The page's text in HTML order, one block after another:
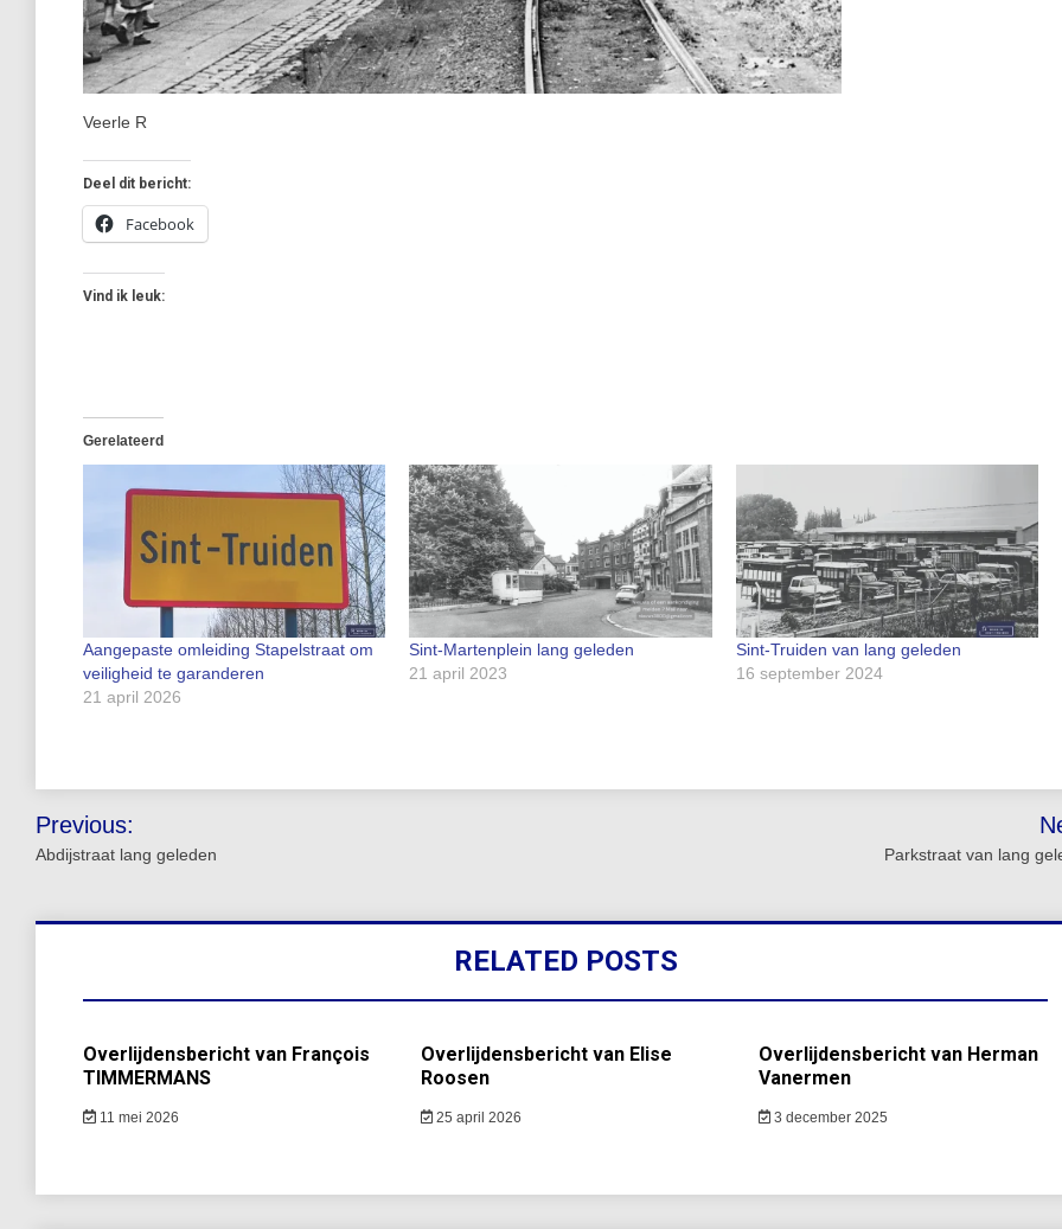
Veerle R
Deel dit bericht:
Facebook
Vind ik leuk:
Gerelateerd
Aangepaste omleiding Stapelstraat om
veiligheid te garanderen
21 april 2026
Sint-Martenplein lang geleden
21 april 2023
Sint-Truiden van lang geleden
16 september 2024
Bericht
navigatie
Previous:
Abdijstraat lang geleden Parkstraat van lang
RELATED POSTS
Overlijdensbericht van François
TIMMERMANS
11 mei 2026
Overlijdensbericht van Elise
Roosen
25 april 2026
Overlijdensbericht van Herman
Vanermen
3 december 2025